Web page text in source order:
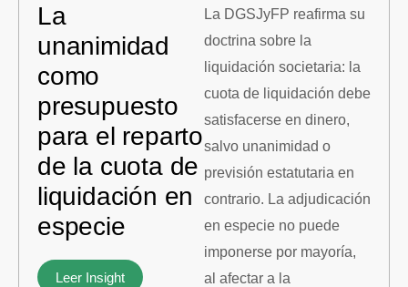
La
unanimidad
como
presupuesto
para el reparto
de la cuota de
liquidación en
especie
Leer Insight
La DGSJyFP reafirma su
doctrina sobre la
liquidación societaria: la
cuota de liquidación debe
satisfacerse en dinero,
salvo unanimidad o
previsión estatutaria en
contrario. La adjudicación
en especie no puede
imponerse por mayoría,
al afectar a la